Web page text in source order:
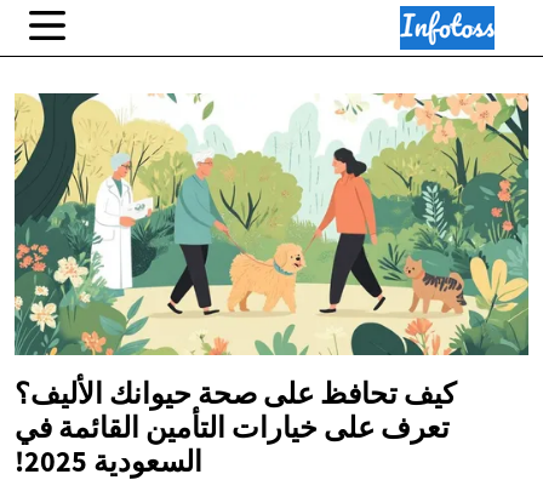
كيف تحافظ على صحة حيوانك الأليف؟
تعرف على خيارات التأمين القائمة في
السعودية 2025!